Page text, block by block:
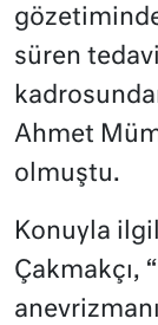
süren
Ahmet
olmuştu.
Konuyla
Çakmakçı,